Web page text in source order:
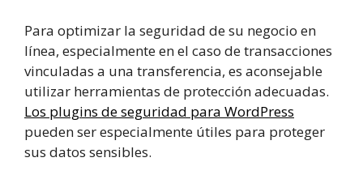
Para optimizar la seguridad de su negocio en
línea, especialmente en el caso de transacciones
vinculadas a una transferencia, es aconsejable
utilizar herramientas de protección adecuadas.
Los plugins de seguridad para WordPress
pueden ser especialmente útiles para proteger
sus datos sensibles.